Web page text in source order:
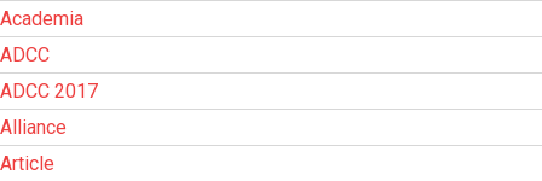
Academia
ADCC
ADCC 2017
Alliance
Article